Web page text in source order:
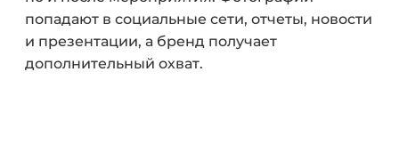
попадают в социальные сети, отчеты, новости
и презентации, а бренд получает
дополнительный охват.